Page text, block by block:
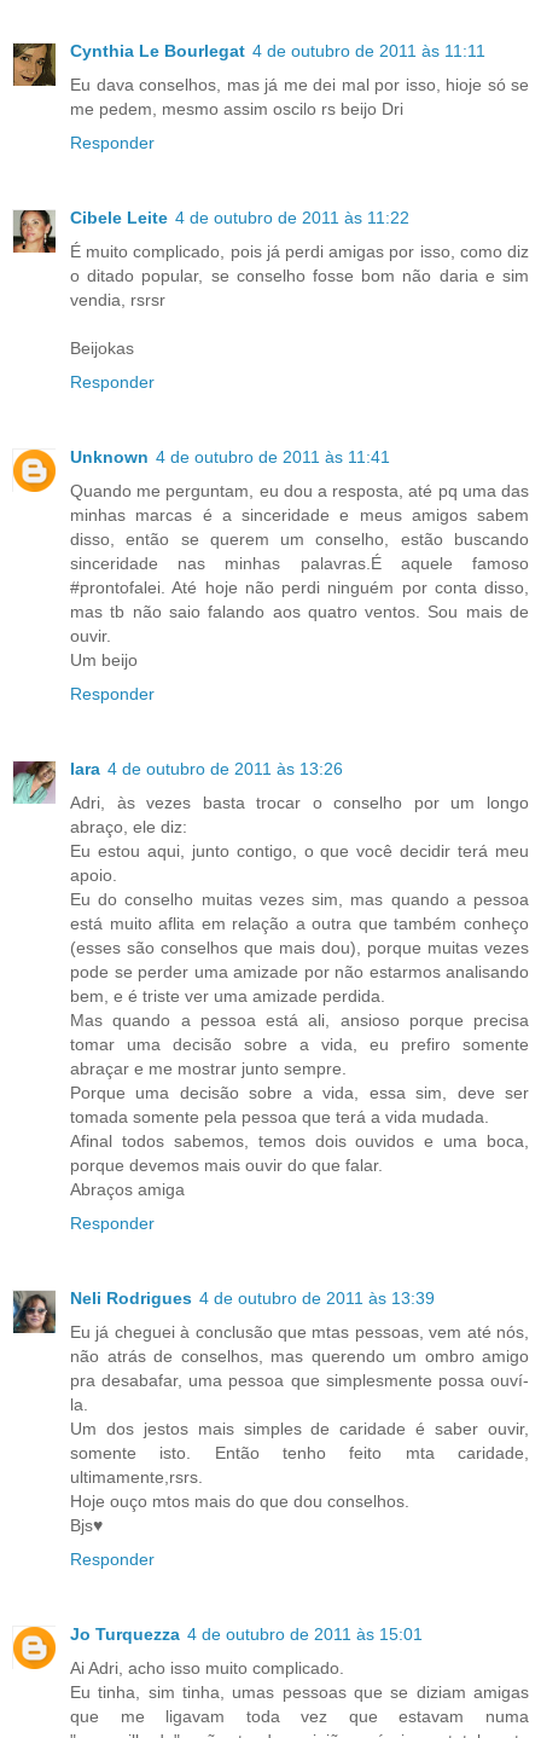
Cynthia Le Bourlegat 4 de outubro de 2011 às 11:11
Eu dava conselhos, mas já me dei mal por isso, hioje só se
me pedem, mesmo assim oscilo rs beijo Dri
Responder
Cibele Leite 4 de outubro de 2011 às 11:22
É muito complicado, pois já perdi amigas por isso, como diz
o ditado popular, se conselho fosse bom não daria e sim
vendia, rsrsr
Beijokas
Responder
Unknown 4 de outubro de 2011 às 11:41
Quando me perguntam, eu dou a resposta, até pq uma das
minhas marcas é a sinceridade e meus amigos sabem
disso, então se querem um conselho, estão buscando
sinceridade nas minhas palavras.É aquele famoso
#prontofalei. Até hoje não perdi ninguém por conta disso,
mas tb não saio falando aos quatro ventos. Sou mais de
ouvir.
Um beijo
Responder
Iara 4 de outubro de 2011 às 13:26
Adri, às vezes basta trocar o conselho por um longo
abraço, ele diz:
Eu estou aqui, junto contigo, o que você decidir terá meu
apoio.
Eu do conselho muitas vezes sim, mas quando a pessoa
está muito aflita em relação a outra que também conheço
(esses são conselhos que mais dou), porque muitas vezes
pode se perder uma amizade por não estarmos analisando
bem, e é triste ver uma amizade perdida.
Mas quando a pessoa está ali, ansioso porque precisa
tomar uma decisão sobre a vida, eu prefiro somente
abraçar e me mostrar junto sempre.
Porque uma decisão sobre a vida, essa sim, deve ser
tomada somente pela pessoa que terá a vida mudada.
Afinal todos sabemos, temos dois ouvidos e uma boca,
porque devemos mais ouvir do que falar.
Abraços amiga
Responder
Neli Rodrigues 4 de outubro de 2011 às 13:39
Eu já cheguei à conclusão que mtas pessoas, vem até nós,
não atrás de conselhos, mas querendo um ombro amigo
pra desabafar, uma pessoa que simplesmente possa ouví-
la.
Um dos jestos mais simples de caridade é saber ouvir,
somente isto. Então tenho feito mta caridade,
ultimamente,rsrs.
Hoje ouço mtos mais do que dou conselhos.
Bjs♥
Responder
Jo Turquezza 4 de outubro de 2011 às 15:01
Ai Adri, acho isso muito complicado.
Eu tinha, sim tinha, umas pessoas que se diziam amigas
que me ligavam toda vez que estavam numa